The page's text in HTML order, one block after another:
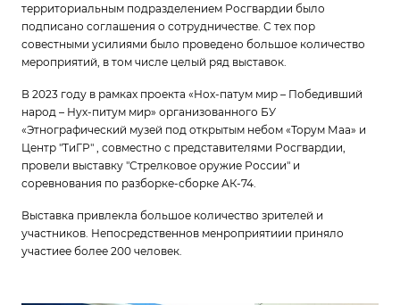
территориальным подразделением Росгвардии было
подписано соглашения о сотрудничестве. С тех пор
совестными усилиями было проведено большое количество
мероприятий, в том числе целый ряд выставок.
В 2023 году в рамках проекта «Нох-патум мир – Победивший
народ – Нух-питум мир» организованного БУ
«Этнографический музей под открытым небом «Торум Маа» и
Центр "ТиГР" , совместно с представителями Росгвардии,
провели выставку "Стрелковое оружие России" и
соревнования по разборке-сборке АК-74.
Выставка привлекла большое количество зрителей и
участников. Непосредственнов менроприятиии приняло
участиее более 200 человек.